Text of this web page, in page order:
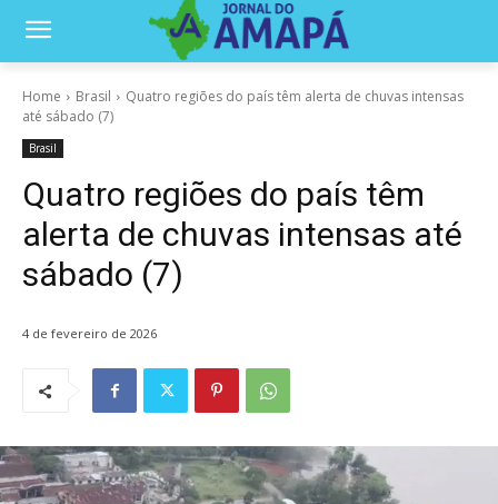
Home Brasil
Quatro regiões do país têm alerta de chuvas intensas
até sábado (7)
Brasil
Quatro regiões do país têm
alerta de chuvas intensas até
sábado (7)
4 de fevereiro de 2026